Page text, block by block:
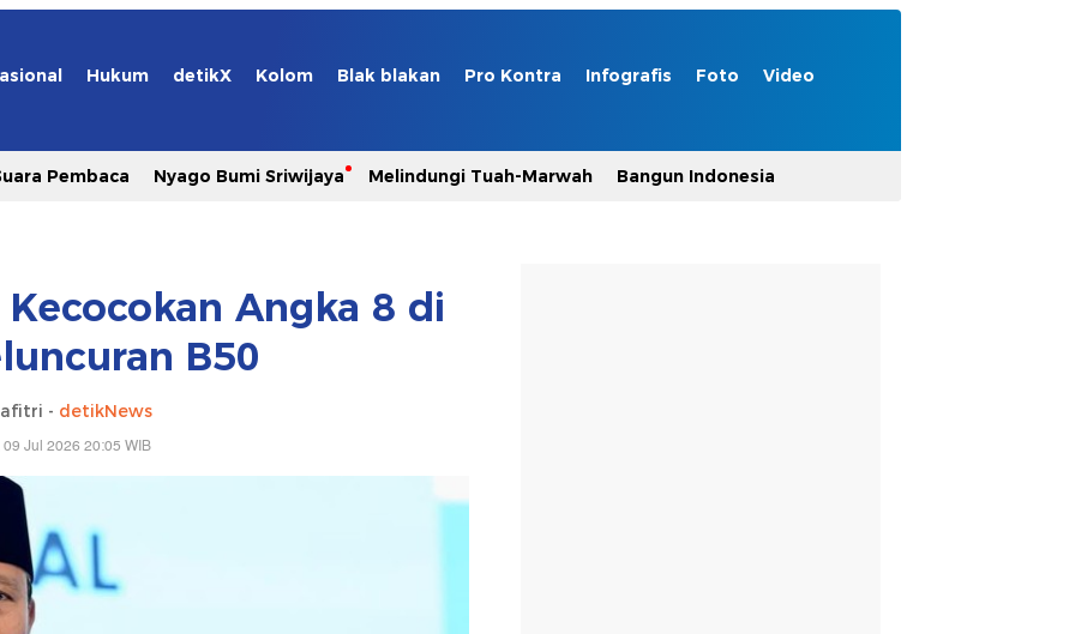
Hukum detikX Kolom Blak blakan Pro Kontra Infografis Foto Video
Pembaca Nyago Bumi Sriwijaya Melindungi Tuah-Marwah Bangun Indonesia
Angka 8 di
B50
- detikNews
09 Jul 2026 20:05 WIB